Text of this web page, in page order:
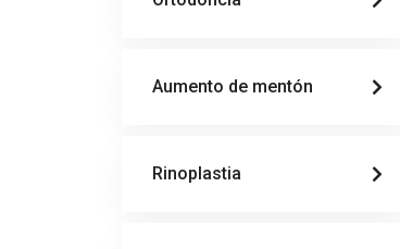
Aumento de mentón
Rinoplastia